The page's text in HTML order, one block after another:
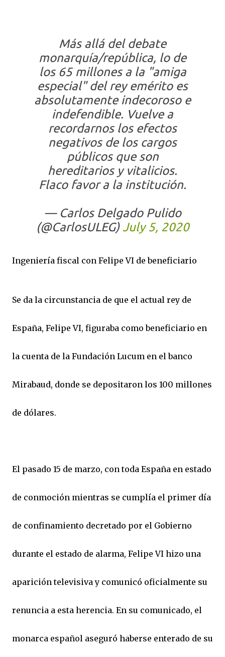
Más allá del debate
monarquía/república, lo de
los 65 millones a la "amiga
especial" del rey emérito es
absolutamente indecoroso e
indefendible. Vuelve a
recordarnos los efectos
negativos de los cargos
públicos que son
hereditarios y vitalicios.
Flaco favor a la institución.
— Carlos Delgado Pulido
(@CarlosULEG)July 5, 2020
Ingeniería fiscal con Felipe VI de beneficiario
Se da la circunstancia de que el actual rey de
España, Felipe VI, figuraba como beneficiario en
la cuenta de la Fundación Lucum en el banco
Mirabaud, donde se depositaron los 100 millones
de dólares.
El pasado 15 de marzo, con toda España en estado
de conmoción mientras se cumplía el primer día
de confinamiento decretado por el Gobierno
durante el estado de alarma, Felipe VI hizo una
aparición televisiva y comunicó oficialmente su
renuncia a esta herencia. En su comunicado, el
monarca español aseguró haberse enterado de su